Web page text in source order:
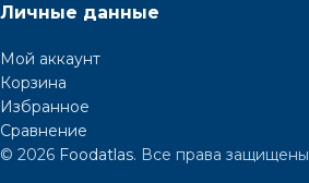
Личные данные
Мой аккаунт
Корзина
Избранное
Сравнение
© 2026 Foodatlas. Все права защищены